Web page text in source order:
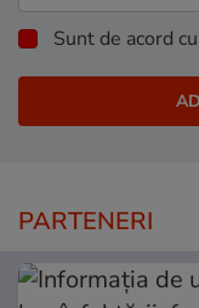
Sunt de acord cu
PARTENERI